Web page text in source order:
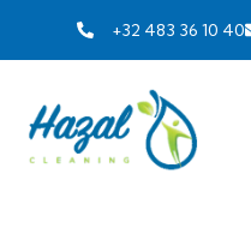
+32 483 36 10 40